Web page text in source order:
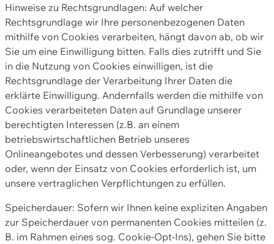
Hinweise zu Rechtsgrundlagen: Auf welcher
Rechtsgrundlage wir Ihre personenbezogenen Daten
mithilfe von Cookies verarbeiten, hängt davon ab, ob wir
Sie um eine Einwilligung bitten. Falls dies zutrifft und Sie
in die Nutzung von Cookies einwilligen, ist die
Rechtsgrundlage der Verarbeitung Ihrer Daten die
erklärte Einwilligung. Andernfalls werden die mithilfe von
Cookies verarbeiteten Daten auf Grundlage unserer
berechtigten Interessen (z.B. an einem
betriebswirtschaftlichen Betrieb unseres
Onlineangebotes und dessen Verbesserung) verarbeitet
oder, wenn der Einsatz von Cookies erforderlich ist, um
unsere vertraglichen Verpflichtungen zu erfüllen.
Speicherdauer: Sofern wir Ihnen keine expliziten Angaben
zur Speicherdauer von permanenten Cookies mitteilen (z.
B. im Rahmen eines sog. Cookie-Opt-Ins), gehen Sie bitte